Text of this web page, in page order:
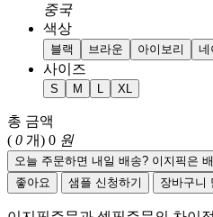
중국
색상
블랙 브라운 아이보리 네
사이즈
S M XL
총 금액
( 0 개) 0 원
오늘 주문하면 내일 배송? 이지픽은
좋아요
샘플 신청하기 장바구니